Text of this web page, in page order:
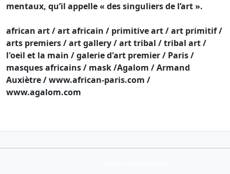
mentaux, qu’il appelle « des singuliers de l’art ».
african art / art africain / primitive art / art primitif /
arts premiers / art gallery / art tribal / tribal art /
l'oeil et la main / galerie d'art premier / Paris /
masques africains / mask /Agalom / Armand
Auxiètre / www.african-paris.com /
www.agalom.com